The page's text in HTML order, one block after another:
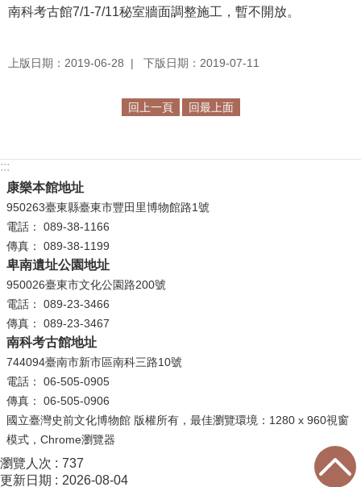
消
參
探
索
認
識
我
們
便
民
服
務
性
平
南科考古館7/1-7/11秘室牆面調整施工，暫不開放。
上版日期：2019-06-28 下版日期：2019-07-11
回上一頁 回最上面
:::
康樂本館地址
950263臺東縣臺東市豐田里博物館路1號
電話： 089-38-1166
傳真： 089-38-1199
卑南遺址公園地址
950026臺東市文化公園路200號
電話： 089-23-3466
傳真： 089-23-3467
南科考古館地址
744094臺南市新市區南科三路10號
電話： 06-505-0905
傳真： 06-505-0906
國立臺灣史前文化博物館 版權所有，最佳瀏覽環境：1280 x 960視窗
模式，Chrome瀏覽器
瀏覽人次
737
更新日期
2026-08-04